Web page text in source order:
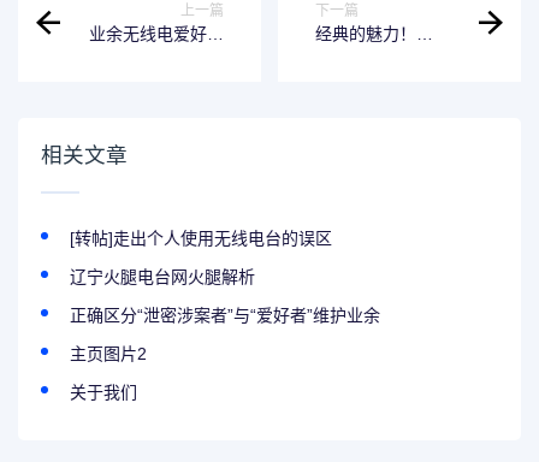
上一篇
业余无线电爱好者
下一篇
经典的魅力！
相关文章
[转帖]走出个人使用无线电台的误区
辽宁火腿电台网火腿解析
正确区分“泄密涉案者”与“爱好者”维护业余
主页图片2
关于我们